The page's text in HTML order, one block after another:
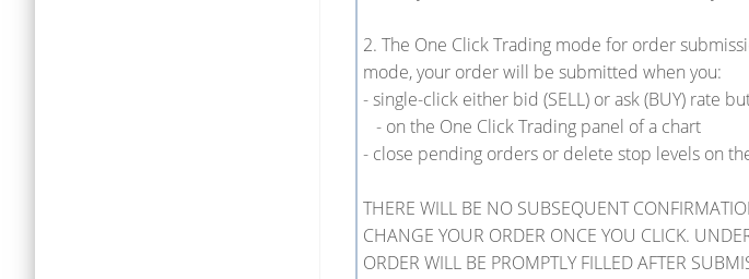
2. The One Click Trading mode for order
mode, your order will be submitted when you:
- single-click either bid (SELL) or ask (BUY) rate
- on the One Click Trading panel of a chart
- close pending orders or delete stop levels on
THERE WILL BE NO SUBSEQUENT
CHANGE YOUR ORDER ONCE YOU CLICK.
ORDER WILL BE PROMPTLY FILLED AFTER